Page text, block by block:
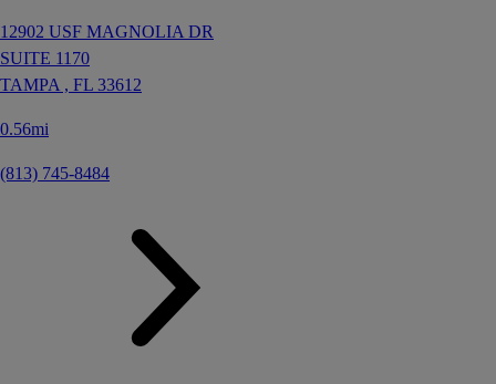
12902 USF MAGNOLIA DR
SUITE 1170
TAMPA , FL 33612
0.56mi
(813) 745-8484